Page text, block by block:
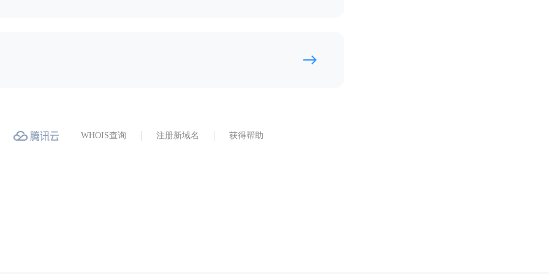
WHOIS查询 注册新域名 获得帮助